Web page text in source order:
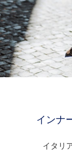
インナ
イタリ